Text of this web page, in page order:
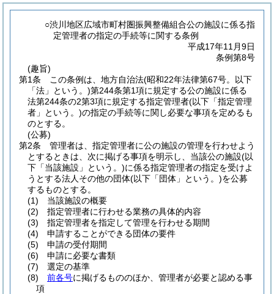
○渋川地区広域市町村圏振興整備組合公の施設に係る指
定管理者の指定の手続等に関する条例
平成17年11月9日
条例第8号
(趣旨)
第1条
この条例は、地方自治法(昭和22年法律第67号。以下
「法」という。)第244条第1項に規定する公の施設に係る
法第244条の2第3項に規定する指定管理者(以下「指定管理
者」という。)の指定の手続等に関し必要な事項を定めるも
のとする。
(公募)
第2条
管理者は、指定管理者に公の施設の管理を行わせよう
とするときは、次に掲げる事項を明示し、当該公の施設(以
下「当該施設」という。)に係る指定管理者の指定を受けよ
うとする法人その他の団体(以下「団体」という。)を公募
するものとする。
(1)
当該施設の概要
(2)
指定管理者に行わせる業務の具体的内容
(3)
指定管理者を指定して管理を行わせる期間
(4)
申請することができる団体の要件
(5)
申請の受付期間
(6)
申請に必要な書類
(7)
選定の基準
(8)
前各号に掲げるもののほか、管理者が必要と認める事
項